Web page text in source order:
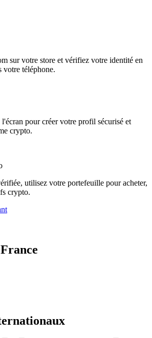
sur votre store et vérifiez votre identité en
votre téléphone.
pour créer votre profil sécurisé et
crypto.
utilisez votre portefeuille pour acheter,
crypto.